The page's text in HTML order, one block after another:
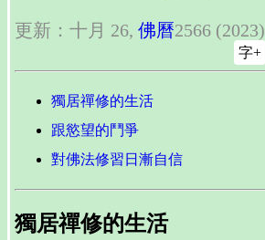
更新：十月 26, 佛曆2566 (2023)
字+
獨居禪修的生活
跟慾望的鬥爭
對佛法修習日漸自信
獨居禪修的生活